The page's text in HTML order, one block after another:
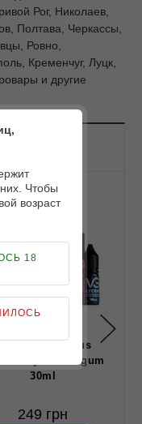
Рог, Николаев,
Полтава, Черкассы,
Ровно,
Кременчуг, Луцк,
и другие
Набор Marvellous
Bubblegum
30ml
249 грн
Чтобы
возраст
18